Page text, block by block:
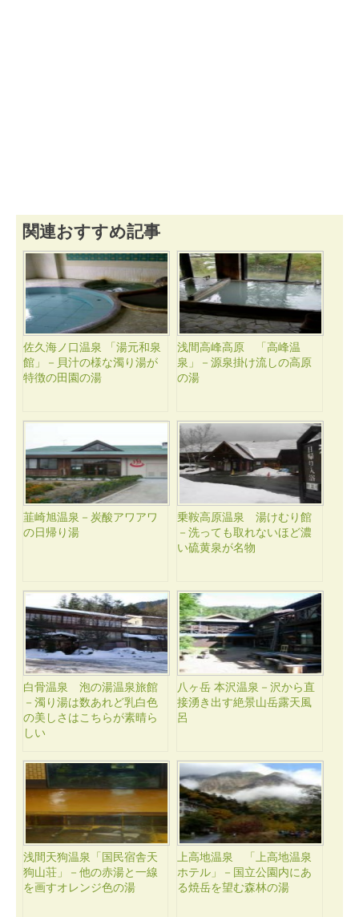
関連おすすめ記事
佐久海ノ口温泉 「湯元和泉
館」－貝汁の様な濁り湯が
特徴の田園の湯
浅間高峰高原 「高峰温
泉」－源泉掛け流しの高原
の湯
韮崎旭温泉－炭酸アワアワ
の日帰り湯
乗鞍高原温泉 湯けむり館
－洗っても取れないほど濃
い硫黄泉が名物
白骨温泉 泡の湯温泉旅館
－濁り湯は数あれど乳白色
の美しさはこちらが素晴ら
しい
八ヶ岳 本沢温泉－沢から直
接湧き出す絶景山岳露天風
呂
浅間天狗温泉「国民宿舎天
狗山荘」－他の赤湯と一線
を画すオレンジ色の湯
上高地温泉 「上高地温泉
ホテル」－国立公園内にあ
る焼岳を望む森林の湯